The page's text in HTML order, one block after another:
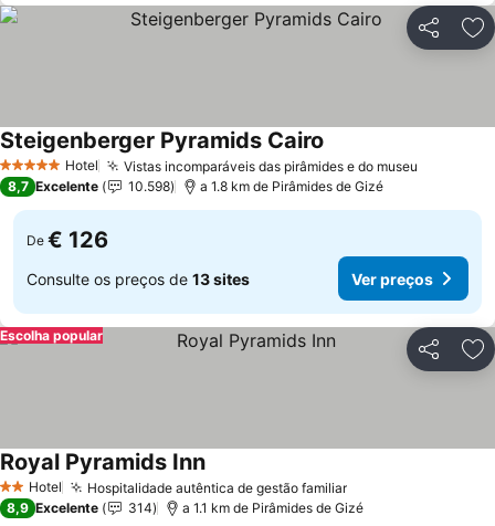
Partilhar
5 Estrelas Hotel Vistas incomparáveis das pirâmides e do museu
Steigenberger Pyramids Cairo
8,7 Excelente 10.598 a 1.8 km de Pirâmides de Gizé
De € 126
Consulte os preços de 13 sites Ver preços
Partilhar
Escolha popular
2 Estrelas
Hotel Hospitalidade autêntica de gestão familiarVer preços
Royal Pyramids InnVer preços
8,9 Excelente 314 a 1.1 km de Pirâmides de Gizé